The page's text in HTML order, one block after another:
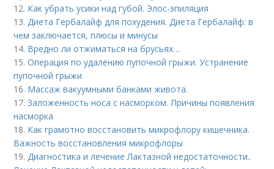
12. Как убрать усики над губой. Элос-эпиляция
13.Диета Гербалайф для похудения. Диета Гербалайф: в
чем заключается, плюсы и минусы
14. Вредно ли отжиматься на брусьях…
15.Операция по удалению пупочной грыжи. Устранение
пупочной грыжи
16. Массаж вакуумными банками живота.
17.Заложенность носа с насморком. Причины появления
насморка
18. Как грамотно восстановить микрофлору кишечника.
Важность восстановления микрофлоры
19.Диагностика и лечение Лактазной недостаточности..